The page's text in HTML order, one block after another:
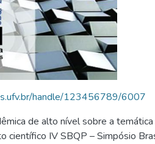
handle/123456789/6007
de alto nível sobre a
científico IV SBQP – Simpósio